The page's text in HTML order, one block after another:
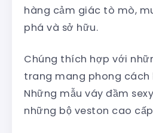
hàng cảm giác tò mò,
phá và sở hữu.
Chúng thích hợp với
trang mang phong cách
Những mẫu váy đầm
những bộ veston cao